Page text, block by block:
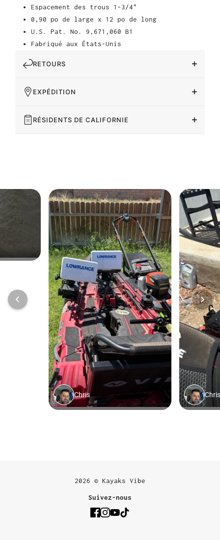
Espacement des trous 1-3/4"
0,90 po de large x 12 po de long
U.S. Pat. No. 9,671,060 B1
Fabriqué aux États-Unis
RETOURS
EXPÉDITION
RÉSIDENTS DE CALIFORNIE
2026 © Kayaks Vibe
Suivez-nous